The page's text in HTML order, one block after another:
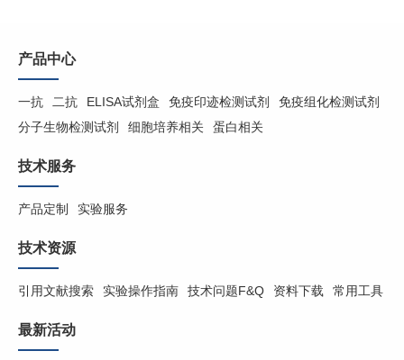
产品中心
一抗 二抗 ELISA试剂盒 免疫印迹检测试剂
免疫组化检测试剂
分子生物检测试剂
细胞培养相关 蛋白相关
技术服务
产品定制 实验服务
技术资源
引用文献搜索 实验操作指南 技术问题F&Q 资料下载 常用工具
最新活动